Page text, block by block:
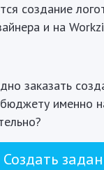
создание
и на
заказать
именно
Создать